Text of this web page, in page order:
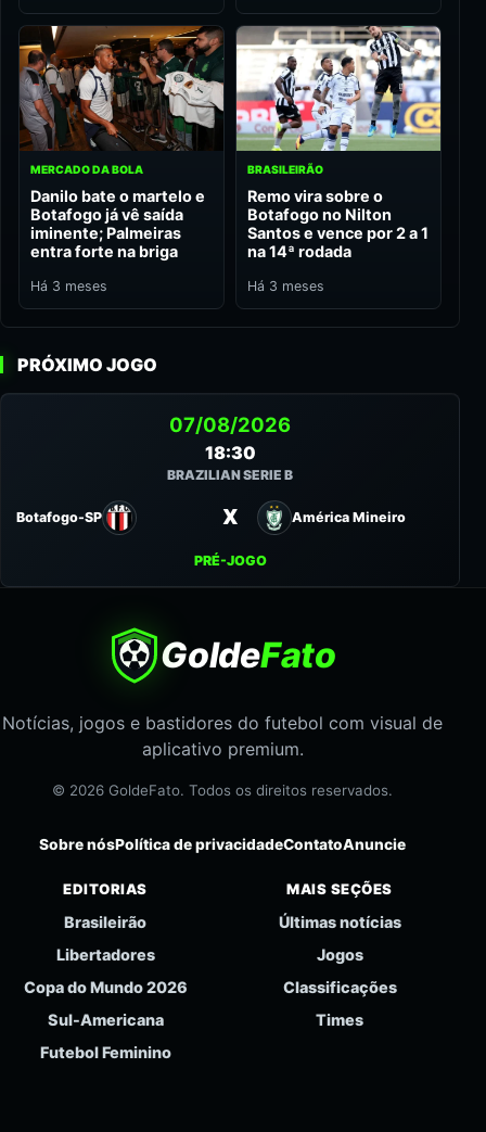
MERCADO DA BOLA
Danilo bate o martelo e
Botafogo já vê saída
iminente; Palmeiras
entra forte na briga
Há 3 meses
BRASILEIRÃO
Remo vira sobre o
Botafogo no Nilton
Santos e vence por 2 a 1
na 14ª rodada
Há 3 meses
PRÓXIMO JOGO
07/08/2026
18:30
BRAZILIAN SERIE B
Botafogo-SP X América Mineiro
PRÉ-JOGO
GoldeFato
Notícias, jogos e bastidores do futebol com visual de
aplicativo premium.
© 2026 GoldeFato. Todos os direitos reservados.
Sobre nósPolítica de privacidadeContatoAnuncie
EDITORIAS
Brasileirão
Libertadores
Copa do Mundo 2026
Sul-Americana
Futebol Feminino
MAIS SEÇÕES
Últimas notícias
Jogos
Classificações
Times